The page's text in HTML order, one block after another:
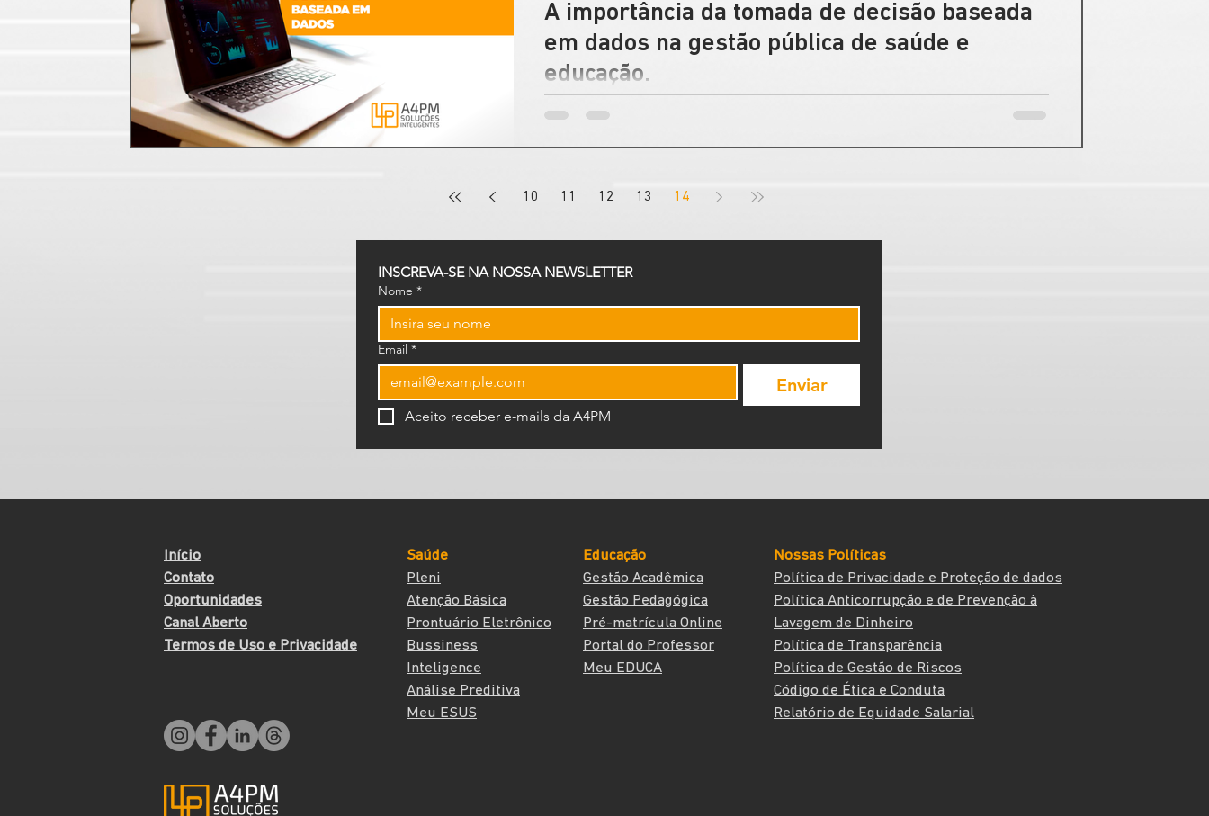
A importância da tomada de decisão baseada
em dados na gestão pública de saúde e
educação.
A tomada de decisão baseada em dados é um pilar essencial para otimizar a
10 11 12 13 14
INSCREVA-SE NA NOSSA NEWSLETTER
Nome *
Email *
Enviar
Aceito receber e-mails da A4PM
Início
Contato
Oportunidades
Canal Aberto
Termos de Uso e Privacidade
Saúde
Pleni
Atenção Básica
Prontuário Eletrônico
Bussiness
Inteligence
Análise Preditiva
Meu ESUS
Educação
Gestão Acadêmica
Gestão Pedagógica
Pré-matrícula Online
Portal do Professor
Meu EDUCA
Nossas Políticas
Política de Privacidade e Proteção de dados
Política Anticorrupção e de Prevenção à
Lavagem de Dinheiro
Política de Transparência
Política de Gestão de Riscos
Código de Ética e Conduta
Relatório de Equidade Salarial